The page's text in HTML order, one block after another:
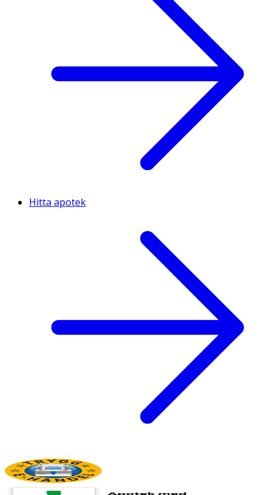
Hitta apotek